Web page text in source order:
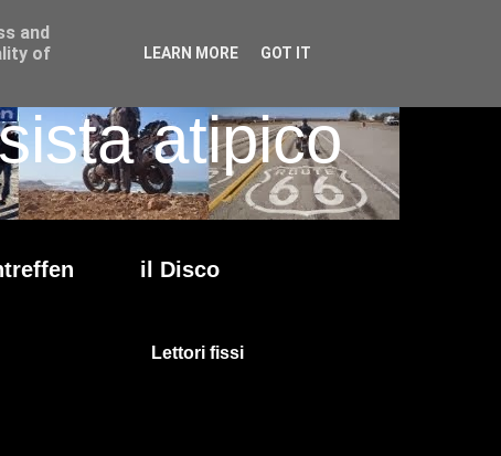
atipico
il Disco
Lettori fissi
and
of
LEARN MORE GOT IT